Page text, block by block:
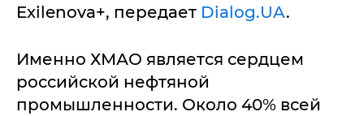
Exilenova+, передает Dialog.UA.
Именно ХМАО является сердцем
российской нефтяной
промышленности. Около 40% всей